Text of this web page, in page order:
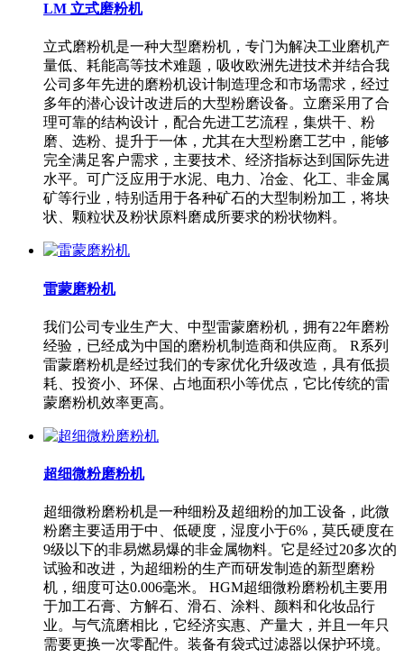
LM 立式磨粉机
立式磨粉机是一种大型磨粉机，专门为解决工业磨机产
量低、耗能高等技术难题，吸收欧洲先进技术并结合我
公司多年先进的磨粉机设计制造理念和市场需求，经过
多年的潜心设计改进后的大型粉磨设备。立磨采用了合
理可靠的结构设计，配合先进工艺流程，集烘干、粉
磨、选粉、提升于一体，尤其在大型粉磨工艺中，能够
完全满足客户需求，主要技术、经济指标达到国际先进
水平。可广泛应用于水泥、电力、冶金、化工、非金属
矿等行业，特别适用于各种矿石的大型制粉加工，将块
状、颗粒状及粉状原料磨成所要求的粉状物料。
雷蒙磨粉机
我们公司专业生产大、中型雷蒙磨粉机，拥有22年磨粉
经验，已经成为中国的磨粉机制造商和供应商。 R系列
雷蒙磨粉机是经过我们的专家优化升级改造，具有低损
耗、投资小、环保、占地面积小等优点，它比传统的雷
蒙磨粉机效率更高。
超细微粉磨粉机
超细微粉磨粉机是一种细粉及超细粉的加工设备，此微
粉磨主要适用于中、低硬度，湿度小于6%，莫氏硬度在
9级以下的非易燃易爆的非金属物料。它是经过20多次的
试验和改进，为超细粉的生产而研发制造的新型磨粉
机，细度可达0.006毫米。 HGM超细微粉磨粉机主要用
于加工石膏、方解石、滑石、涂料、颜料和化妆品行
业。与气流磨相比，它经济实惠、产量大，并且一年只
需要更换一次零配件。装备有袋式过滤器以保护环境。